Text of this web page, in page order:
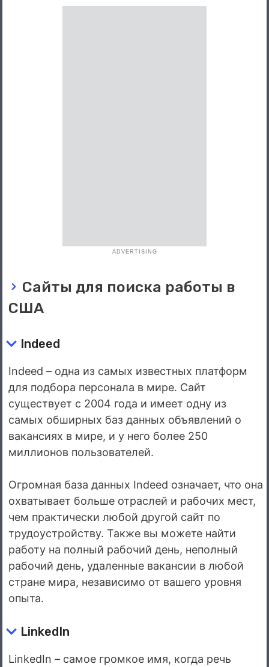
ADVERTISING
Сайты для поиска работы в
США
Indeed
Indeed – одна из самых известных платформ
для подбора персонала в мире. Сайт
существует с 2004 года и имеет одну из
самых обширных баз данных объявлений о
вакансиях в мире, и у него более 250
миллионов пользователей.
Огромная база данных Indeed означает, что она
охватывает больше отраслей и рабочих мест,
чем практически любой другой сайт по
трудоустройству. Также вы можете найти
работу на полный рабочий день, неполный
рабочий день, удаленные вакансии в любой
стране мира, независимо от вашего уровня
опыта.
LinkedIn
LinkedIn – самое громкое имя, когда речь